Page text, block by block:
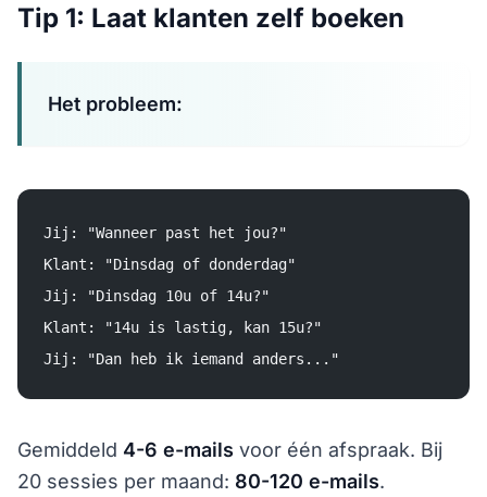
Tip 1: Laat klanten zelf boeken
Het probleem:
Jij: "Wanneer past het jou?"
Klant: "Dinsdag of donderdag"
Jij: "Dinsdag 10u of 14u?"
Klant: "14u is lastig, kan 15u?"
Jij: "Dan heb ik iemand anders..."
Gemiddeld 4-6 e-mails voor één afspraak. Bij
20 sessies per maand: 80-120 e-mails.